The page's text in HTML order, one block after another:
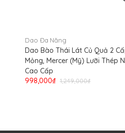
Dao Đa Năng
Dao Bào Thái Lát Củ Quả 2
Mỏng, Mercer (Mỹ) Lưỡi Thép
Cao Cấp
998,000₫ 1,249,000₫